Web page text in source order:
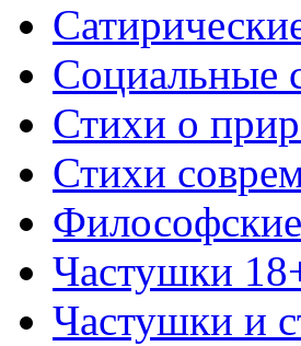
Социальные
Стихи о
Стихи
Частушки
Частушки и